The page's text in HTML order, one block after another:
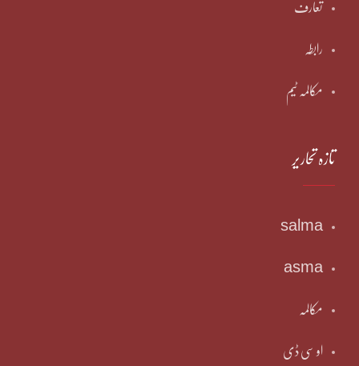
تعارف
رابطہ
مکالمہ ٹیم
تازہ تحاریر
salma
asma
مکالمہ
او سی ڈی